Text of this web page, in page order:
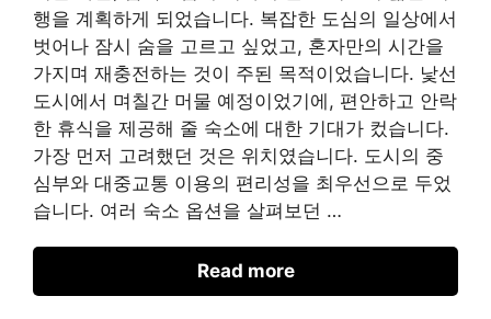
행을 계획하게 되었습니다. 복잡한 도심의 일상에서
벗어나 잠시 숨을 고르고 싶었고, 혼자만의 시간을
가지며 재충전하는 것이 주된 목적이었습니다. 낯선
도시에서 며칠간 머물 예정이었기에, 편안하고 안락
한 휴식을 제공해 줄 숙소에 대한 기대가 컸습니다.
가장 먼저 고려했던 것은 위치였습니다. 도시의 중
심부와 대중교통 이용의 편리성을 최우선으로 두었
습니다. 여러 숙소 옵션을 살펴보던 …
Read more